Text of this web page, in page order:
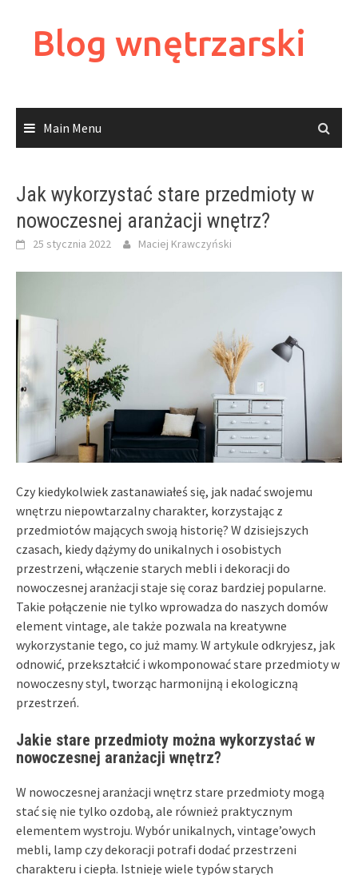
contentBlog wnętrzarski
Main Menu
Jak wykorzystać stare przedmioty w
nowoczesnej aranżacji wnętrz?
25 stycznia 2022 Maciej Krawczyński
Czy kiedykolwiek zastanawiałeś się, jak nadać swojemu
wnętrzu niepowtarzalny charakter, korzystając z
przedmiotów mających swoją historię? W dzisiejszych
czasach, kiedy dążymy do unikalnych i osobistych
przestrzeni, włączenie starych mebli i dekoracji do
nowoczesnej aranżacji staje się coraz bardziej popularne.
Takie połączenie nie tylko wprowadza do naszych domów
element vintage, ale także pozwala na kreatywne
wykorzystanie tego, co już mamy. W artykule odkryjesz, jak
odnowić, przekształcić i wkomponować stare przedmioty w
nowoczesny styl, tworząc harmonijną i ekologiczną
przestrzeń.
Jakie stare przedmioty można wykorzystać w
nowoczesnej aranżacji wnętrz?
W nowoczesnej aranżacji wnętrz stare przedmioty mogą
stać się nie tylko ozdobą, ale również praktycznym
elementem wystroju. Wybór unikalnych, vintage’owych
mebli, lamp czy dekoracji potrafi dodać przestrzeni
charakteru i ciepła. Istnieje wiele typów starych